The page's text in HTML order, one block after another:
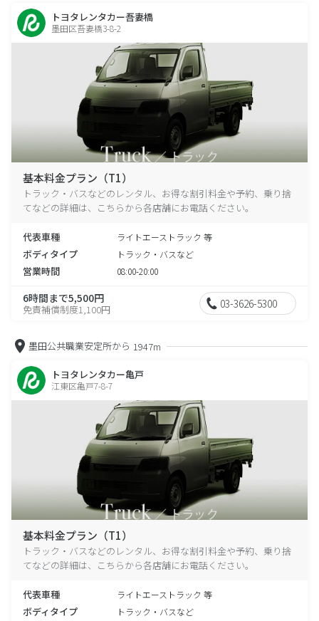
トヨタレンタカー吾妻橋
墨田区吾妻橋3-8-2
基本料金プラン（T1）
トラック・バスなどのレンタル、お得な割引料金や予約、乗り捨
てなどの詳細は、こちらから各店舗にお電話ください。
代表車種 ライトエーストラック 等
ボディタイプ トラック・バスなど
営業時間 08:00-20:00
6時間まで5,500円
免責補償制度1,100円 03-3626-5300
墨田公共職業安定所から 1947m
トヨタレンタカー亀戸
江東区亀戸7-8-7
基本料金プラン（T1）
トラック・バスなどのレンタル、お得な割引料金や予約、乗り捨
てなどの詳細は、こちらから各店舗にお電話ください。
代表車種 ライトエーストラック 等
ボディタイプ トラック・バスなど